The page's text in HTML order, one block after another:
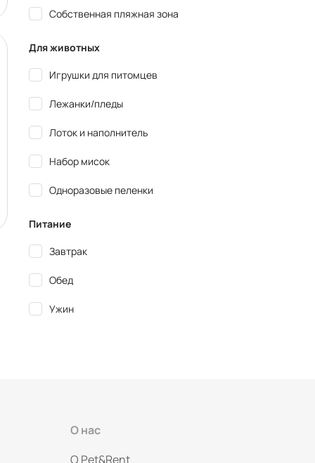
Собственная пляжная зона
Для животных
Игрушки для питомцев
Лежанки/пледы
Лоток и наполнитель
Набор мисок
Одноразовые пеленки
Питание
Завтрак
Обед
Ужин
О нас
O Pet&Rent